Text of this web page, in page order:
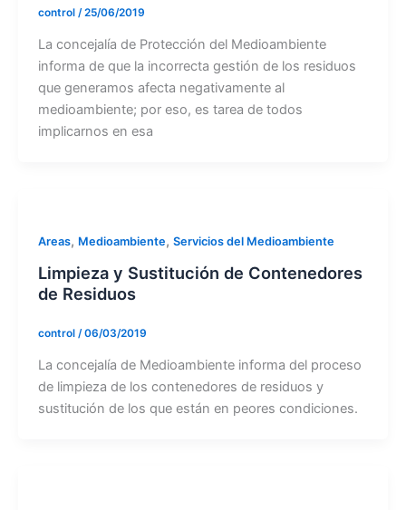
control /25/06/2019
La concejalía de Protección del Medioambiente
informa de que la incorrecta gestión de los residuos
que generamos afecta negativamente al
medioambiente; por eso, es tarea de todos
implicarnos en esa
Areas, Medioambiente, Servicios del Medioambiente
Limpieza y Sustitución de Contenedores
de Residuos
control /06/03/2019
La concejalía de Medioambiente informa del proceso
de limpieza de los contenedores de residuos y
sustitución de los que están en peores condiciones.